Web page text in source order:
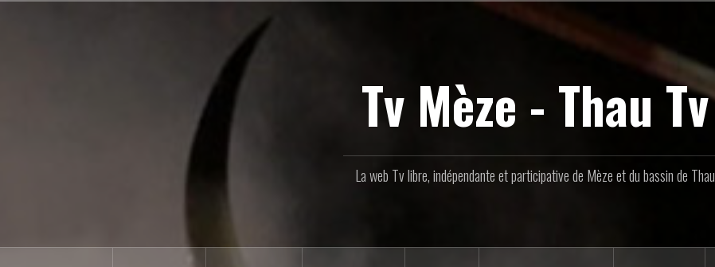
Tv Mèze - Thau Tv
La web Tv libre, indépendante et participative de Mèze et du bassin de Thau